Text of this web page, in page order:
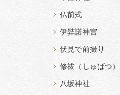
仏前式
伊弉諾神宮
伏見で前撮り
修祓（しゅばつ）
八坂神社